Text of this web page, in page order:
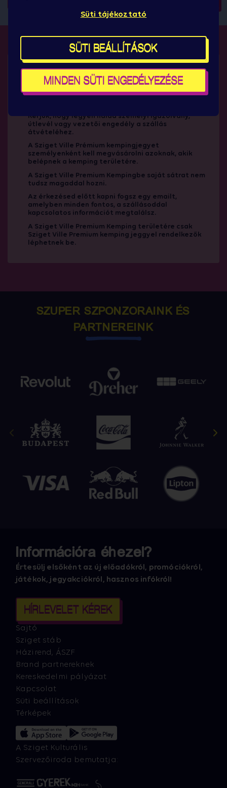
FONTOS TUDNIVALÓK:
5 napos bérlet / 3 napos bérlet / vagy két egymást
követő napra szóló napijegy szükséges a kemping
igénybevételéhez, amelyet külön kell
Kérjük, hogy legyen nálad személyi igazolvány,
útlevél vagy vezetői engedély a szállás
átvételéhez.
A Sziget Ville Prémium kempingjegyet
személyenként kell megvásárolni azoknak, akik
belépnek a kemping területére.
A Sziget Ville Premium Kempingbe saját sátrat nem
tudsz magaddal hozni.
Az érkezésed előtt kapni fogsz egy emailt,
amelyben minden fontos, a szállásoddal
kapcsolatos információt megtalálsz.
A Sziget Ville Premium Kemping területére csak
Sziget Ville Premium kemping jeggyel rendelkezők
léphetnek be.
SZUPER SZPONZORAINK ÉS
PARTNEREINK
Információra éhezel?
Értesülj elsőként az új előadókról, promóciókról,
játékok, jegyakciókról, hasznos infókról!
HÍRLEVELET KÉREK
Sajtó
Sziget stáb
Házirend, ÁSZF
Brand partnereknek
Kereskedelmi pályázat
Kapcsolat
Süti beállítások
Térképek
A Sziget Kulturális
Szervezőiroda bemutatja:
Süti tájékoztató
SÜTI BEÁLLÍTÁSOK
MINDEN SÜTI ENGEDÉLYEZÉSE